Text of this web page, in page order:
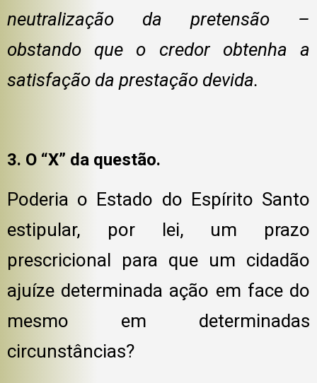
neutralização da pretensão –
obstando que o credor obtenha a
satisfação da prestação devida.
3. O “X” da questão.
Poderia o Estado do Espírito Santo
estipular, por lei, um prazo
prescricional para que um cidadão
ajuíze determinada ação em face do
mesmo em determinadas
circunstâncias?